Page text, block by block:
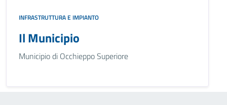
INFRASTRUTTURA E IMPIANTO
Il Municipio
Municipio di Occhieppo Superiore